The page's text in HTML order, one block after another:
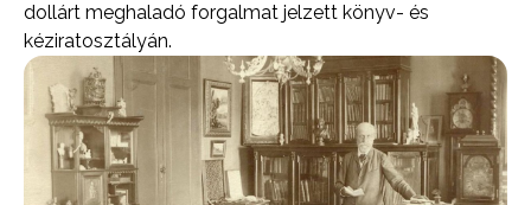
dollárt meghaladó forgalmat jelzett könyv- és
kéziratosztályán.